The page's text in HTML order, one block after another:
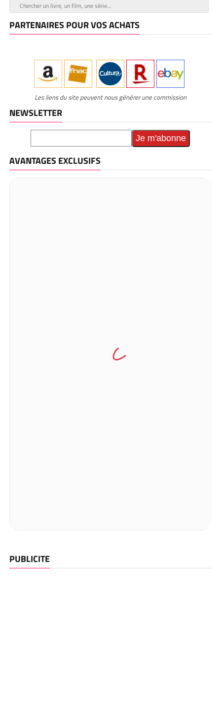
PARTENAIRES POUR VOS ACHATS
Les liens du site peuvent nous générer une commission
NEWSLETTER
AVANTAGES EXCLUSIFS
PUBLICITE